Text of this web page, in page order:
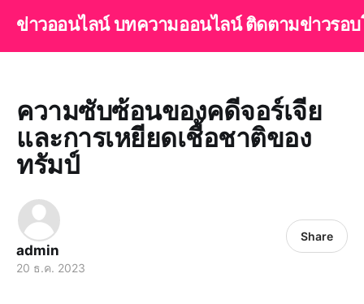
ข่าวออนไลน์ บทความออนไลน์ ติดตามข่าวรอบ
ความซับซ้อนของคดีจอร์เจีย
และการเหยียดเชื้อชาติของ
ทรัมป์
admin
20 ธ.ค. 2023
Share